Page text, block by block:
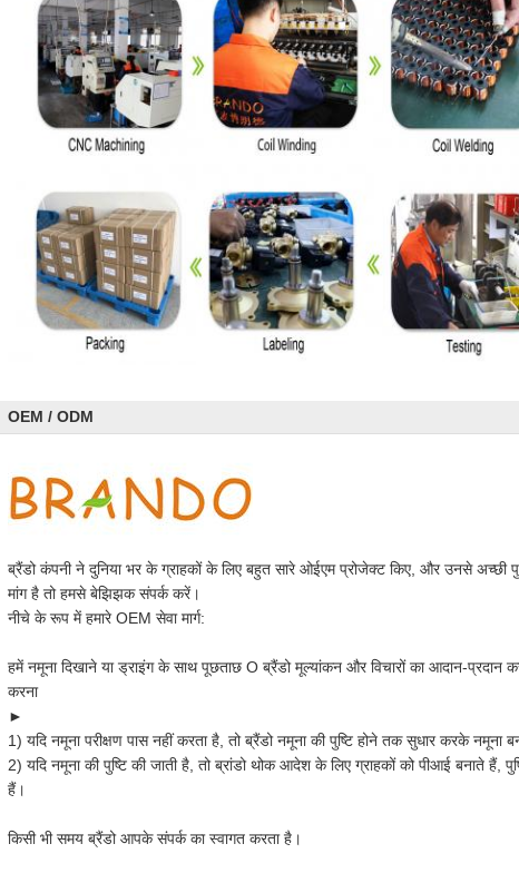
OEM / ODM
ब्रैंडो कंपनी ने दुनिया भर के ग्राहकों के लिए बहुत सारे ओईएम प्रोजेक्ट किए, और उनसे अच्छी
मांग है तो हमसे बेझिझक संपर्क करें।
नीचे के रूप में हमारे OEM सेवा मार्ग:
हमें नमूना दिखाने या ड्राइंग के साथ पूछताछ O ब्रैंडो मूल्यांकन और विचारों का आदान-प्रदान
करना
►
1) यदि नमूना परीक्षण पास नहीं करता है, तो ब्रैंडो नमूना की पुष्टि होने तक सुधार करके नमूना
2) यदि नमूना की पुष्टि की जाती है, तो ब्रांडो थोक आदेश के लिए ग्राहकों को पीआई बनाते
हैं।
किसी भी समय ब्रैंडो आपके संपर्क का स्वागत करता है।